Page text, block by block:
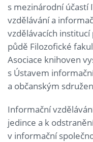
s mezinárodní účastí
vzdělávání a
vzdělávacích
půdě Filozofické
Asociace knihoven
s Ústavem
a občanským
Informační
jedince a k
v informační